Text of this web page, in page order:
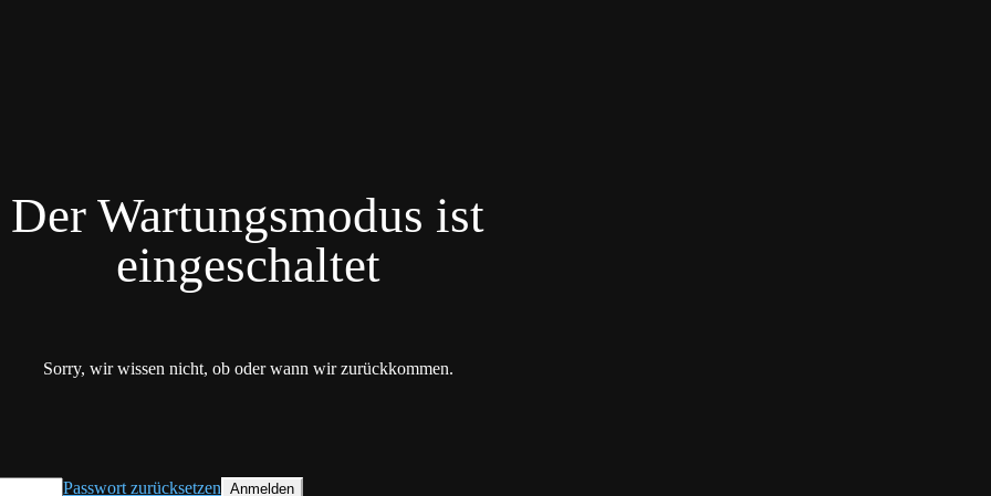
Der Wartungsmodus ist
eingeschaltet
Sorry, wir wissen nicht, ob oder wann wir zurückkommen.
Passwort zurücksetzen